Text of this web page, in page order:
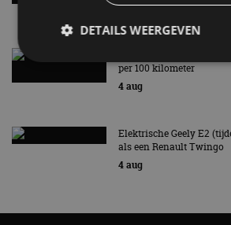
5 aug
per 100 kilometer
4 aug
Elektrische Geely E2
als een Renault Twingo
4 aug
DETAILS WEERGEVEN
Strikt noodzakelijk
Strikt noodzakelijke cookies maken de
gebruikersaanmelding en